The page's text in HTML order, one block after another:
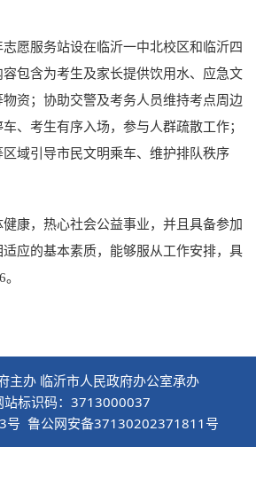
愿服务站设在临沂一中北校区和临沂四
包含为考生及家长提供饮用水、应急文
资；协助交警及考务人员维持考点周边
、考生有序入场，参与人群疏散工作；
域引导市民文明乘车、维护排队秩序
康，热心社会公益事业，并且具备参加
应的基本素质，能够服从工作安排，具
主办 临沂市人民政府办公室承办
站标识码：3713000037
号 鲁公网安备37130202371811号